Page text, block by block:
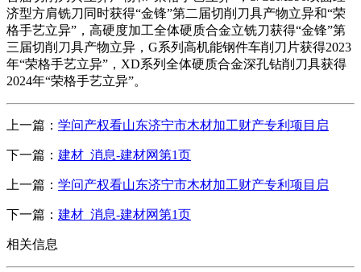
济型方肩铣刀同时获得“金锋”第二届切削刀具产物立异和“荣
格手艺立异”，高硬度加工全体硬质合金立铣刀获得“金锋”第
三届切削刀具产物立异，G系列高机能钢件车削刀片获得2023
年“荣格手艺立异”，XD系列全体硬质合金深孔钻削刀具获得
2024年“荣格手艺立异”。
上一篇： 学问产权看山东济宁市木材加工财产专利项目启
下一篇： 建材_消息-建材网第1页
上一篇： 学问产权看山东济宁市木材加工财产专利项目启
下一篇： 建材_消息-建材网第1页
相关信息